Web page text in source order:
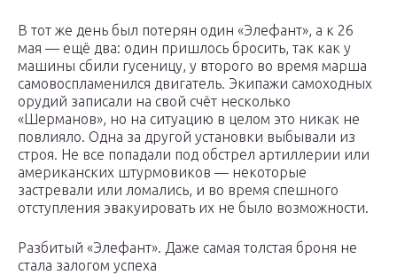
В тот же день был потерян один «Элефант», а к 26
мая — ещё два: один пришлось бросить, так как у
машины сбили гусеницу, у второго во время марша
самовоспламенился двигатель. Экипажи самоходных
орудий записали на свой счёт несколько
«Шерманов», но на ситуацию в целом это никак не
повлияло. Одна за другой установки выбывали из
строя. Не все попадали под обстрел артиллерии или
американских штурмовиков — некоторые
застревали или ломались, и во время спешного
отступления эвакуировать их не было возможности.
Разбитый «Элефант». Даже самая толстая броня не
стала залогом успеха